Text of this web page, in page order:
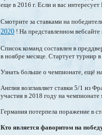
еще в 2016 г. Если и вас
Смотрите за ставками на
2020 ! На представленном
Список команд составлен в
в ноябре месяце. Стартует турнир
Узнать больше о чемпионате, ещё
Англия возглавляет ставки 5/1 из
участия в 2018 году на
Германия потерпела поражение в
Кто является фаворитом на